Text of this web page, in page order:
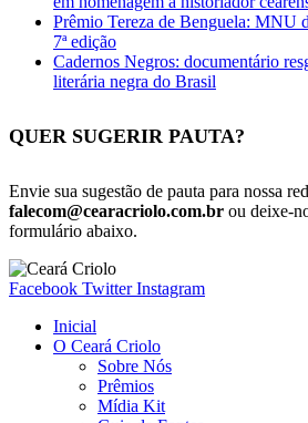
Prêmio Tereza de Benguela: MNU
7ª edição
Cadernos Negros: documentário
literária negra do Brasil
QUER SUGERIR PAUTA?
Envie sua sugestão de pauta para nossa
falecom@cearacriolo.com.br ou deixe-
formulário abaixo.
Facebook Twitter Instagram
Inicial
O Ceará Criolo
Sobre Nós
Prêmios
Mídia Kit